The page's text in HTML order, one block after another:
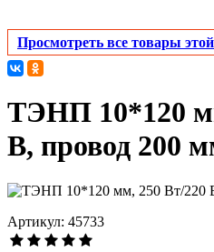
Просмотреть все товары
ТЭНП 10*120
В, провод 200
Артикул: 45733